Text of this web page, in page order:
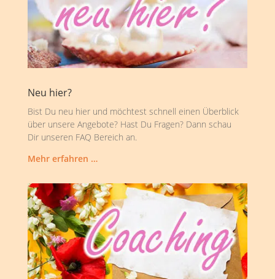
Neu hier?
Bist Du neu hier und möchtest schnell einen Überblick
über unsere Angebote? Hast Du Fragen? Dann schau
Dir unseren FAQ Bereich an.
Mehr erfahren …